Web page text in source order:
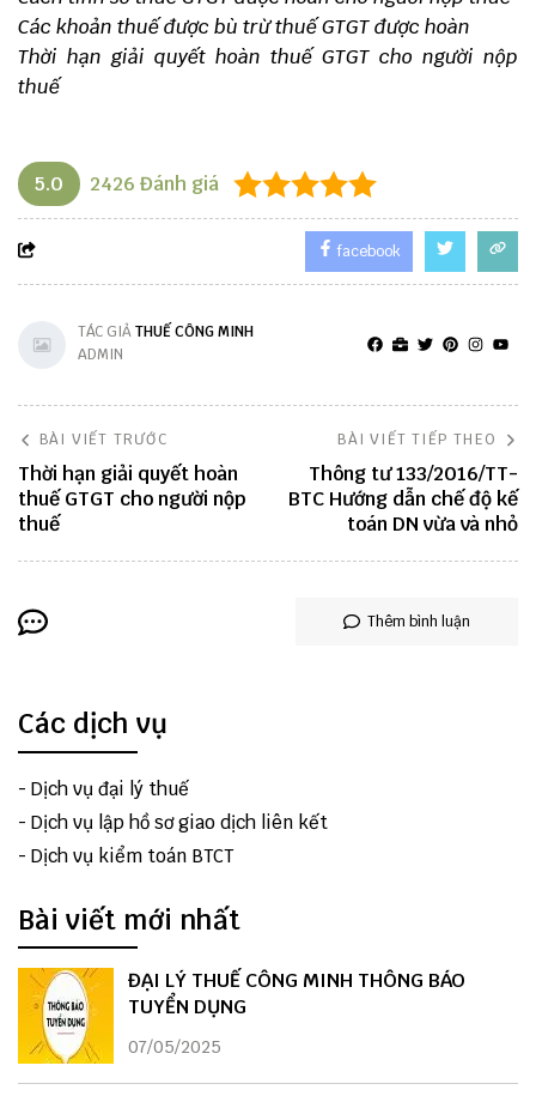
Các khoản thuế được bù trừ thuế GTGT được hoàn
Thời hạn giải quyết hoàn thuế GTGT cho người nộp
thuế
5.0 2426 Đánh giá
facebook
TÁC GIẢTHUẾ CÔNG MINH
ADMIN
BÀI VIẾT TRƯỚC
Thời hạn giải quyết hoàn
thuế GTGT cho người nộp
thuế
BÀI VIẾT TIẾP THEO
Thông tư 133/2016/TT-
BTC Hướng dẫn chế độ kế
toán DN vừa và nhỏ
Thêm bình luận
Các dịch vụ
- Dịch vụ đại lý thuế
- Dịch vụ lập hồ sơ giao dịch liên kết
- Dịch vụ kiểm toán BTCT
Bài viết mới nhất
ĐẠI LÝ THUẾ CÔNG MINH THÔNG BÁO
TUYỂN DỤNG
07/05/2025